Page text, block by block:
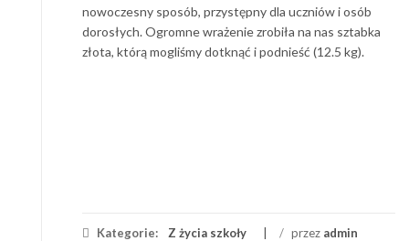
nowoczesny sposób, przystępny dla uczniów i osób
dorosłych. Ogromne wrażenie zrobiła na nas sztabka
złota, którą mogliśmy dotknąć i podnieść (12.5 kg).
Kategorie: Z życia szkoły / przez admin